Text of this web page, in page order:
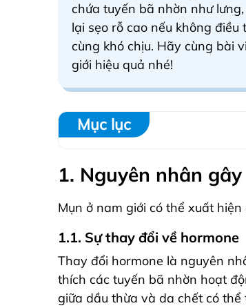
chứa tuyến bã nhờn như
lại sẹo rỗ cao nếu không
cùng khó chịu. Hãy cùng bài
giới hiệu quả nhé!
Mục lục
1. Nguyên nhân
Mụn ở nam giới có thể xuất
1.1. Sự thay đổi về hormone
Thay đổi hormone là nguyên
thích các tuyến bã nhờn hoạt
giữa dầu thừa và da chết có